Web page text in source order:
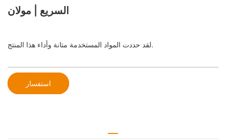
السريع | مولان
لقد حددت المواد المستخدمة متانة وأداء هذا المنتج.
استفسار